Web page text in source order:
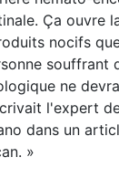
Ça ouvre
nocifs
souffrant
ne
l'expert
dans un
»